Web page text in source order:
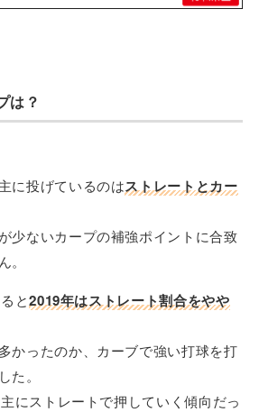
は？
に投げているのはストレートとカー
少ないカープの補強ポイントに合致
。
と2019年はストレート割合をやや
かったのか、カーブで強い打球を打
た。
にストレートで押していく傾向だっ